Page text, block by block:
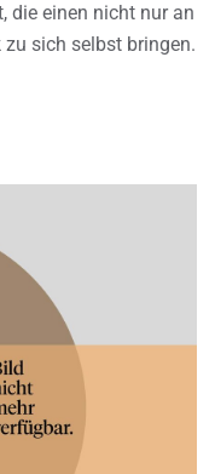
die einen nicht nur an
sich selbst bringen.